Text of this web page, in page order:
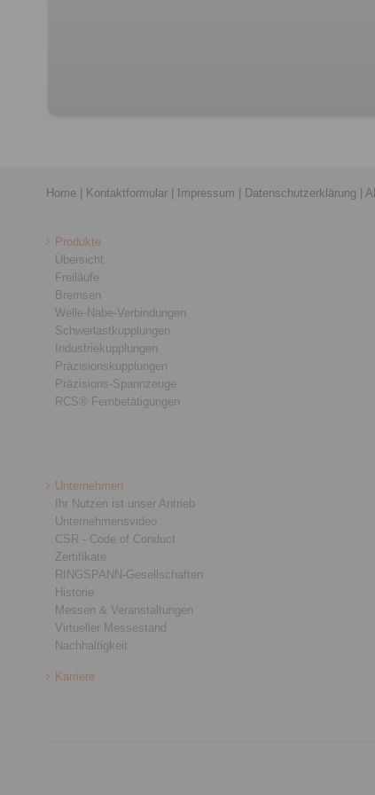
Home Kontaktformular Impressum Datenschutzerklärung
Produkte
Übersicht
Freiläufe
Bremsen
Welle-Nabe-Verbindungen
Schwerlastkupplungen
Industriekupplungen
Präzisionskupplungen
Präzisions-Spannzeuge
RCS® Fernbetätigungen
Unternehmen
Ihr Nutzen ist unser Antrieb
Unternehmensvideo
CSR - Code of Conduct
Zertifikate
RINGSPANN-Gesellschaften
Historie
Messen & Veranstaltungen
Virtueller Messestand
Nachhaltigkeit
Karriere